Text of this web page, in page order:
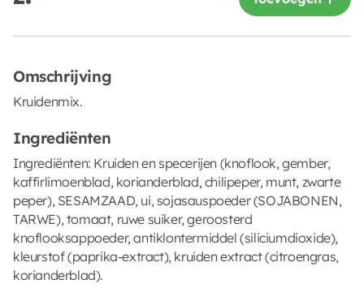
Omschrijving
Kruidenmix.
Ingrediënten
Ingrediënten: Kruiden en specerijen (knoflook, gember,
kaffirlimoenblad, korianderblad, chilipeper, munt, zwarte
peper), SESAMZAAD, ui, sojasauspoeder (SOJABONEN,
TARWE), tomaat, ruwe suiker, geroosterd
knoflooksappoeder, antiklontermiddel (siliciumdioxide),
kleurstof (paprika-extract), kruiden extract (citroengras,
korianderblad).